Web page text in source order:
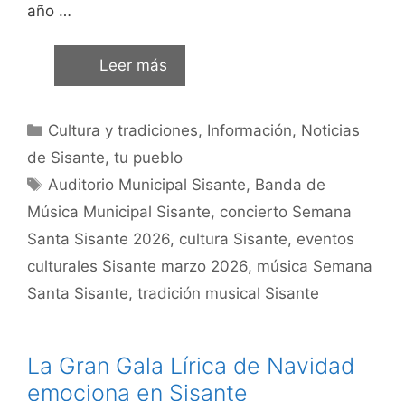
año …
Leer más
Cultura y tradiciones, Información, Noticias
de Sisante, tu pueblo
Auditorio Municipal Sisante, Banda de
Música Municipal Sisante, concierto Semana
Santa Sisante 2026, cultura Sisante, eventos
culturales Sisante marzo 2026, música Semana
Santa Sisante, tradición musical Sisante
La Gran Gala Lírica de Navidad
emociona en Sisante